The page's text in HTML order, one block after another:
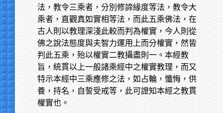
法，教令三乘者，分別修諦緣度等法，教令大
乘者，直觀真如實相等法，而此五乘佛法，在
古人則以教理深淺此較而判為權實，今人則從
佛之說法態度與夫智力運用上而分權實，然皆
判此五乘，殆以權實二教攝盡則一。本經教
旨，統貫以上一般諸乘經中之權實教理，而又
特示本經中三乘應修之法，如占輪，懺悔，供
養，持名，自誓受戒等，此可證知本經之教貫
權實也。